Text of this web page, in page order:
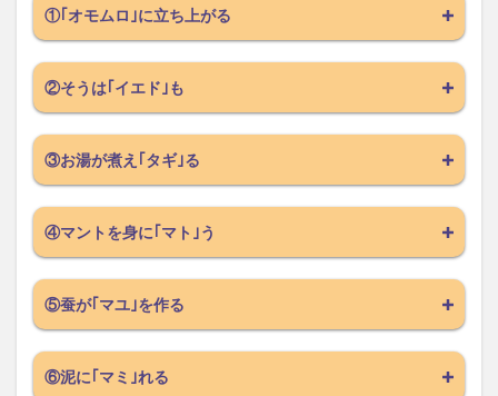
①｢オモムロ｣に立ち上がる
②そうは｢イエド｣も
③お湯が煮え｢タギ｣る
④マントを身に｢マト｣う
⑤蚕が｢マユ｣を作る
⑥泥に｢マミ｣れる